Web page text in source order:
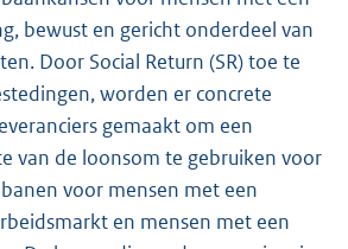
bewust en gericht onderdeel van
Door Social Return (SR) toe te
worden er concrete
gemaakt om een
van de loonsom te gebruiken voor
voor mensen met een
en mensen met een